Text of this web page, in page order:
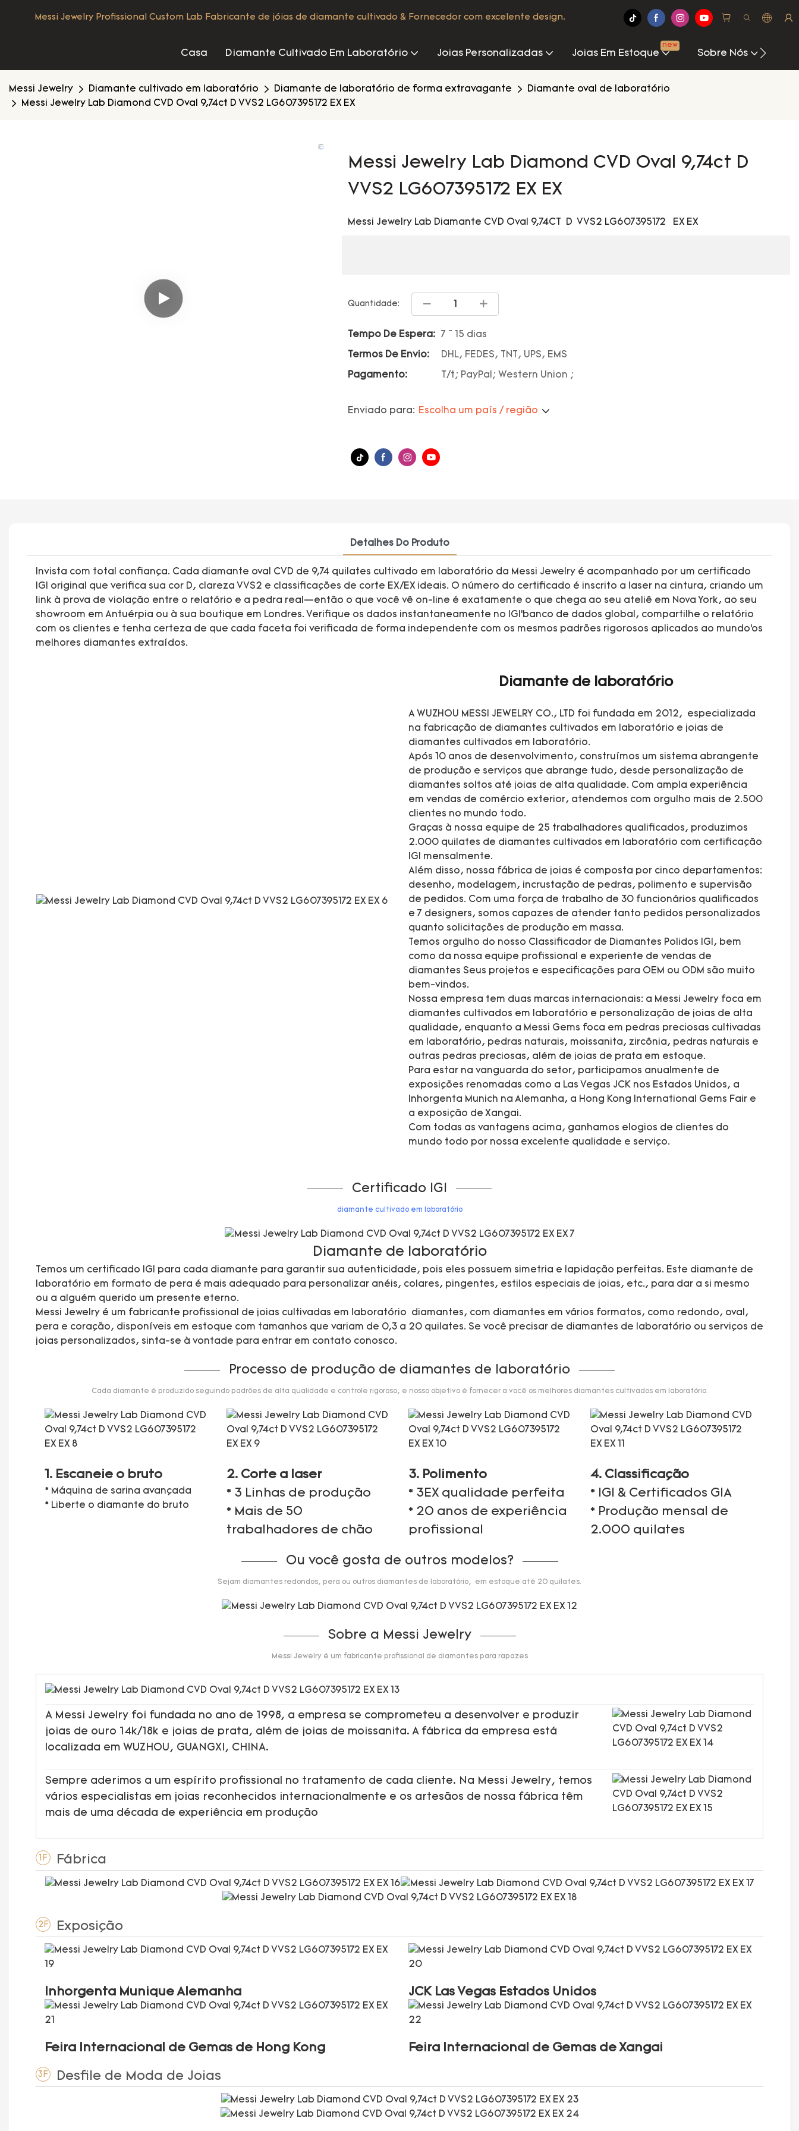
Messi Jewelry Profissional Custom Lab Fabricante de jóias de diamante cultivado & Fornecedor com excelente design.
Casa Diamante Cultivado Em Laboratório Joias Personalizadas Joias Em Estoque
new
Sobre Nós
Messi Jewelry Diamante cultivado em laboratório Diamante de laboratório de forma extravagante
Diamante oval de laboratório
Messi Jewelry Lab Diamond CVD Oval 9,74ct D VVS2 LG607395172 EX EX
Messi Jewelry Lab Diamond CVD Oval 9,74ct D
VVS2 LG607395172 EX EX
Messi Jewelry Lab Diamante CVD Oval 9,74CT D VVS2 LG607395172 EX EX
Quantidade:
Tempo De Espera: 7 ~ 15 dias
Termos De Envio: DHL, FEDES, TNT, UPS, EMS
Pagamento: T/t; PayPal; Western Union ;
Enviado para: Escolha um país / região
Detalhes Do Produto
Invista com total confiança. Cada diamante oval CVD de 9,74 quilates cultivado em laboratório da Messi Jewelry é acompanhado por um certificado
IGI original que verifica sua cor D, clareza VVS2 e classificações de corte EX/EX ideais. O número do certificado é inscrito a laser na cintura, criando um
link à prova de violação entre o relatório e a pedra real—então o que você vê on-line é exatamente o que chega ao seu ateliê em Nova York, ao seu
showroom em Antuérpia ou à sua boutique em Londres. Verifique os dados instantaneamente no IGI’banco de dados global, compartilhe o relatório
com os clientes e tenha certeza de que cada faceta foi verificada de forma independente com os mesmos padrões rigorosos aplicados ao mundo’os
melhores diamantes extraídos.
Diamante de laboratório
A WUZHOU MESSI JEWELRY CO., LTD foi fundada em 2012, especializada
na fabricação de diamantes cultivados em laboratório e joias de
diamantes cultivados em laboratório.
Após 10 anos de desenvolvimento, construímos um sistema abrangente
de produção e serviços que abrange tudo, desde personalização de
diamantes soltos até joias de alta qualidade. Com ampla experiência
em vendas de comércio exterior, atendemos com orgulho mais de 2.500
clientes no mundo todo.
Graças à nossa equipe de 25 trabalhadores qualificados, produzimos
2.000 quilates de diamantes cultivados em laboratório com certificação
IGI mensalmente.
Além disso, nossa fábrica de joias é composta por cinco departamentos:
desenho, modelagem, incrustação de pedras, polimento e supervisão
de pedidos. Com uma força de trabalho de 30 funcionários qualificados
e 7 designers, somos capazes de atender tanto pedidos personalizados
quanto solicitações de produção em massa.
Temos orgulho do nosso Classificador de Diamantes Polidos IGI, bem
como da nossa equipe profissional e experiente de vendas de
diamantes Seus projetos e especificações para OEM ou ODM são muito
bem-vindos.
Nossa empresa tem duas marcas internacionais: a Messi Jewelry foca em
diamantes cultivados em laboratório e personalização de joias de alta
qualidade, enquanto a Messi Gems foca em pedras preciosas cultivadas
em laboratório, pedras naturais, moissanita, zircônia, pedras naturais e
outras pedras preciosas, além de joias de prata em estoque.
Para estar na vanguarda do setor, participamos anualmente de
exposições renomadas como a Las Vegas JCK nos Estados Unidos, a
Inhorgenta Munich na Alemanha, a Hong Kong International Gems Fair e
a exposição de Xangai.
Com todas as vantagens acima, ganhamos elogios de clientes do
mundo todo por nossa excelente qualidade e serviço.
Certificado IGI
diamante cultivado em laboratório
Diamante de laboratório
Temos um certificado IGI para cada diamante para garantir sua autenticidade, pois eles possuem simetria e lapidação perfeitas. Este diamante de
laboratório em formato de pera é mais adequado para personalizar anéis, colares, pingentes, estilos especiais de joias, etc., para dar a si mesmo
ou a alguém querido um presente eterno.
Messi Jewelry é um fabricante profissional de joias cultivadas em laboratório diamantes, com diamantes em vários formatos, como redondo, oval,
pera e coração, disponíveis em estoque com tamanhos que variam de 0,3 a 20 quilates. Se você precisar de diamantes de laboratório ou serviços de
joias personalizados, sinta-se à vontade para entrar em contato conosco.
Processo de produção de diamantes de laboratório
Cada diamante é produzido seguindo padrões de alta qualidade e controle rigoroso, e nosso objetivo é fornecer a você os melhores diamantes cultivados em laboratório.
1. Escaneie o bruto
* Máquina de sarina avançada
* Liberte o diamante do bruto
2. Corte a laser
* 3 Linhas de produção
* Mais de 50
trabalhadores de chão
3. Polimento
* 3EX qualidade perfeita
* 20 anos de experiência
profissional
4. Classificação
* IGI & Certificados GIA
* Produção mensal de
2.000 quilates
Ou você gosta de outros modelos?
Sejam diamantes redondos, pera ou outros diamantes de laboratório, em estoque até 20 quilates.
Sobre a Messi Jewelry
Messi Jewelry é um fabricante profissional de diamantes para rapazes
A Messi Jewelry foi fundada no ano de 1998, a empresa se comprometeu a desenvolver e produzir
joias de ouro 14k/18k e joias de prata, além de joias de moissanita. A fábrica da empresa está
localizada em WUZHOU, GUANGXI, CHINA.
Sempre aderimos a um espírito profissional no tratamento de cada cliente. Na Messi Jewelry, temos
vários especialistas em joias reconhecidos internacionalmente e os artesãos de nossa fábrica têm
mais de uma década de experiência em produção
1F Fábrica
2F Exposição
Inhorgenta Munique Alemanha JCK Las Vegas Estados Unidos
Feira Internacional de Gemas de Hong Kong Feira Internacional de Gemas de Xangai
3F Desfile de Moda de Joias